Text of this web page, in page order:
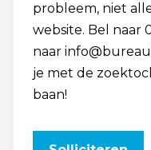
probleem, niet
website. Bel naar
naar
je met de
baan!